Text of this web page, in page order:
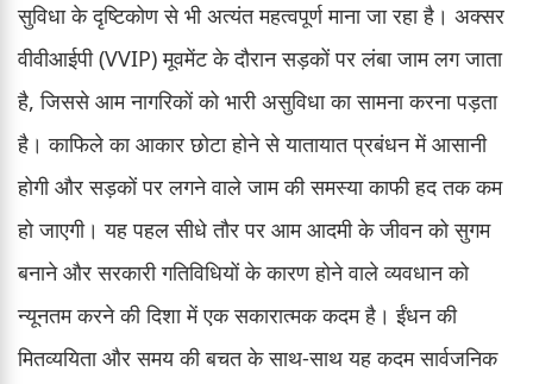
सुविधा के दृष्टिकोण से भी अत्यंत महत्वपूर्ण माना जा रहा है। अक्सर
वीवीआईपी (VVIP) मूवमेंट के दौरान सड़कों पर लंबा जाम लग जाता
है, जिससे आम नागरिकों को भारी असुविधा का सामना करना पड़ता
है। काफिले का आकार छोटा होने से यातायात प्रबंधन में आसानी
होगी और सड़कों पर लगने वाले जाम की समस्या काफी हद तक कम
हो जाएगी। यह पहल सीधे तौर पर आम आदमी के जीवन को सुगम
बनाने और सरकारी गतिविधियों के कारण होने वाले व्यवधान को
न्यूनतम करने की दिशा में एक सकारात्मक कदम है। ईंधन की
मितव्ययिता और समय की बचत के साथ-साथ यह कदम सार्वजनिक